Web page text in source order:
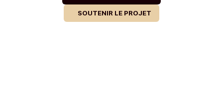
SOUTENIR LE PROJET